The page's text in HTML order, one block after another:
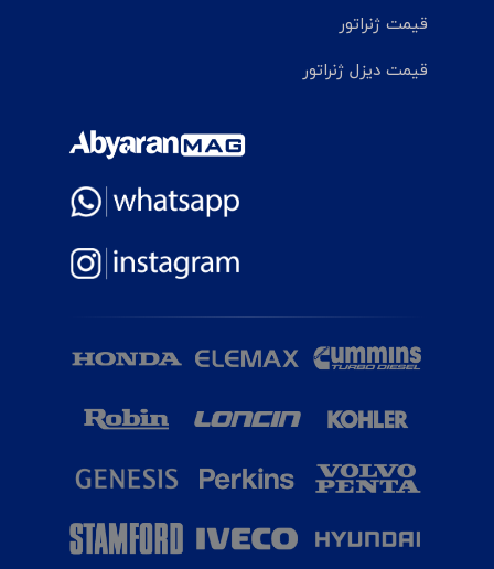
قیمت ژنراتور
قیمت دیزل ژنراتور